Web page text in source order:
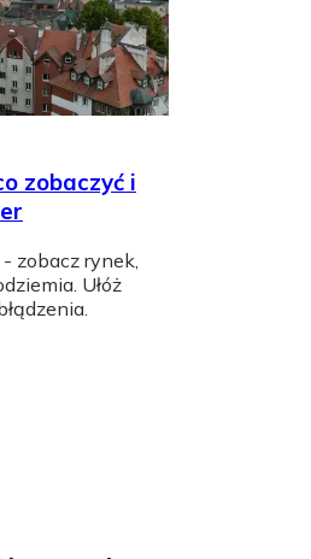
zobaczyć i
zobacz rynek,
Ułóż